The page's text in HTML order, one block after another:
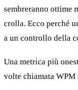
sembreranno ottime
crolla. Ecco perché
a un controllo della
Una metrica più
volte chiamata